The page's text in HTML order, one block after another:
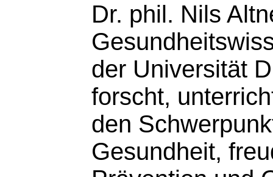
Dr. phil. Nils
der Universität
forscht,
den
Gesundheit,